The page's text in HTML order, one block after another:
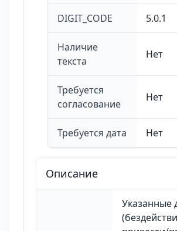
DIGIT_CODE 5.0.1
Наличие
текста
Нет
Требуется
согласование
Нет
Требуется дата Нет
Описание
Указанные